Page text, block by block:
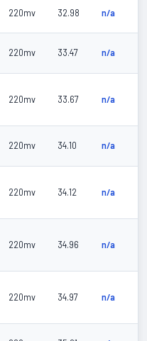
220mv 32.98 n/a
220mv 33.47 n/a
220mv 33.67 n/a
220mv 34.10 n/a
220mv 34.12 n/a
220mv 34.96 n/a
220mv 34.97 n/a